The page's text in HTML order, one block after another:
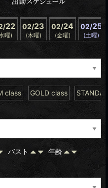
22
曜)
02/23
(木曜)
02/24
(金曜)
02/25
(土曜)
class GOLD class
バスト 年齢